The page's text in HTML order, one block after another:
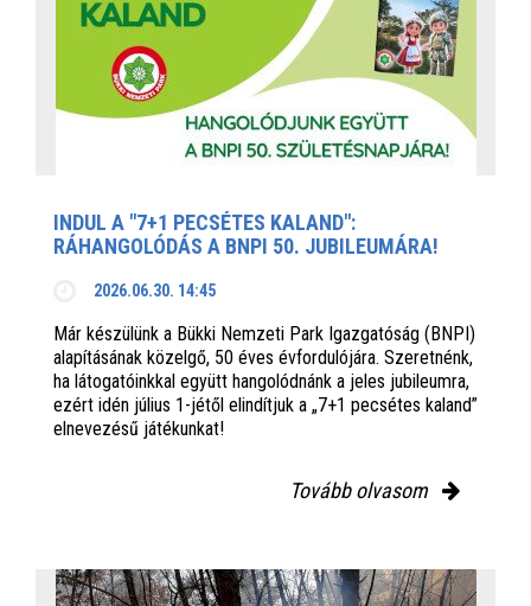
INDUL A "7+1 PECSÉTES KALAND":
RÁHANGOLÓDÁS A BNPI 50. JUBILEUMÁRA!
2026.06.30. 14:45
Már készülünk a Bükki Nemzeti Park Igazgatóság (BNPI)
alapításának közelgő, 50 éves évfordulójára. Szeretnénk,
ha látogatóinkkal együtt hangolódnánk a jeles jubileumra,
ezért idén július 1-jétől elindítjuk a „7+1 pecsétes kaland”
elnevezésű játékunkat!
Tovább olvasom